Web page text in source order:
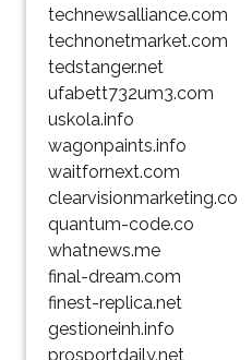
technewsalliance.com
technonetmarket.com
tedstanger.net
ufabett732um3.com
uskola.info
wagonpaints.info
waitfornext.com
clearvisionmarketing.co
quantum-code.co
whatnews.me
final-dream.com
finest-replica.net
gestioneinh.info
prosportdaily.net